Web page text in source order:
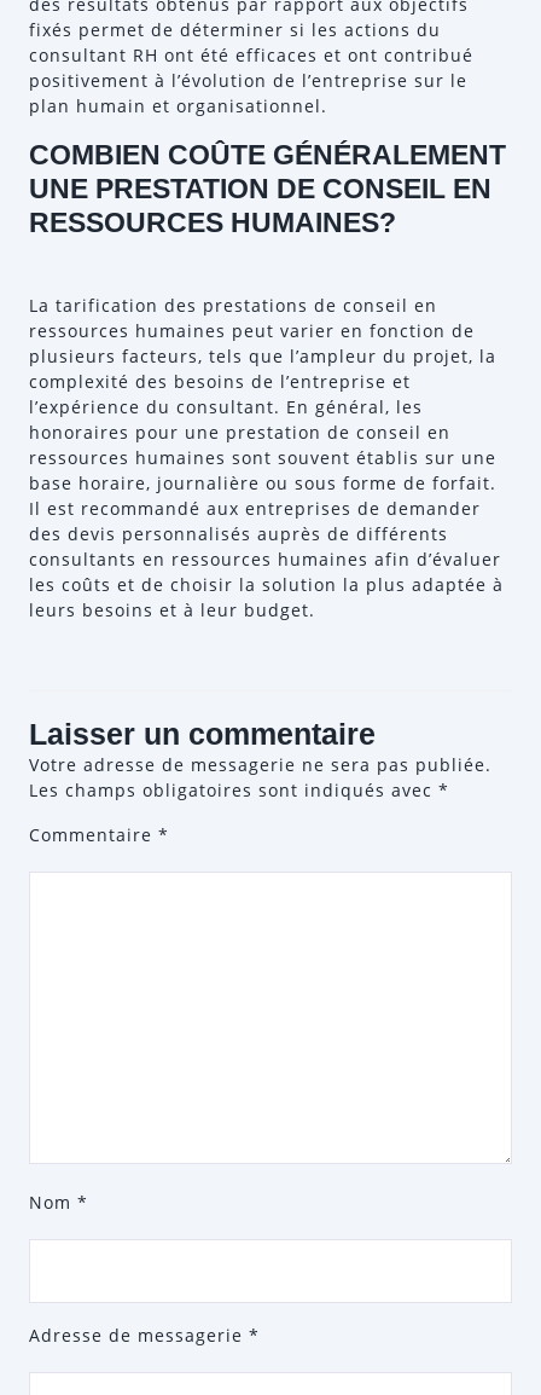
fixés permet de déterminer si les actions du
consultant RH ont été efficaces et ont contribué
positivement à l’évolution de l’entreprise sur le
plan humain et organisationnel.
COMBIEN COÛTE GÉNÉRALEMENT
UNE PRESTATION DE CONSEIL EN
RESSOURCES HUMAINES?
La tarification des prestations de conseil en
ressources humaines peut varier en fonction de
plusieurs facteurs, tels que l’ampleur du projet, la
complexité des besoins de l’entreprise et
l’expérience du consultant. En général, les
honoraires pour une prestation de conseil en
ressources humaines sont souvent établis sur une
base horaire, journalière ou sous forme de forfait.
Il est recommandé aux entreprises de demander
des devis personnalisés auprès de différents
consultants en ressources humaines afin d’évaluer
les coûts et de choisir la solution la plus adaptée à
leurs besoins et à leur budget.
Laisser un commentaire
Votre adresse de messagerie ne sera pas publiée.
Les champs obligatoires sont indiqués avec *
Commentaire *
Nom *
Adresse de messagerie *